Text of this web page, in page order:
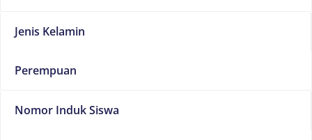
Jenis Kelamin
Perempuan
Nomor Induk Siswa